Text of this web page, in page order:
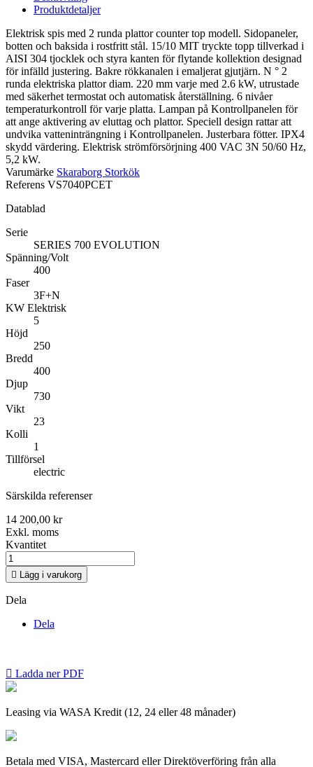
Produktdetaljer
Elektrisk spis med 2 runda plattor counter top modell. Sidopaneler,
botten och baksida i rostfritt stål. 15/10 MIT tryckte topp tillverkad i
AISI 304 tjocklek och styra kanten för flytande kollektion designad
för infälld justering. Bakre rökkanalen i emaljerat gjutjärn. N ° 2
runda elektriska plattor diam. 220 mm varje med 2.6 kW, utrustade
med säkerhet termostat och automatisk återställning. 6 nivåer
temperaturkontroll för varje platta. Lampan på Kontrollpanelen för
att ange aktivering av eluttag och plattor. Speciell design rattar att
undvika vatteninträngning i Kontrollpanelen. Justerbara fötter. IPX4
skydd värdering. Elektrisk strömförsörjning 400 VAC 3N 50/60 Hz,
5,2 kW.
Varumärke Skaraborg Storkök
Referens VS7040PCET
Datablad
Serie
SERIES 700 EVOLUTION
Spänning/Volt
400
Faser
3F+N
KW Elektrisk
5
Höjd
250
Bredd
400
Djup
730
Vikt
23
Kolli
1
Tillförsel
electric
Särskilda referenser
14 200,00 kr
Exkl. moms
Kvantitet
 Lägg i varukorg
Dela
Dela
 Ladda ner PDF
Leasing via WASA Kredit (12, 24 eller 48 månader)
Betala med VISA, Mastercard eller Direktöverföring från alla